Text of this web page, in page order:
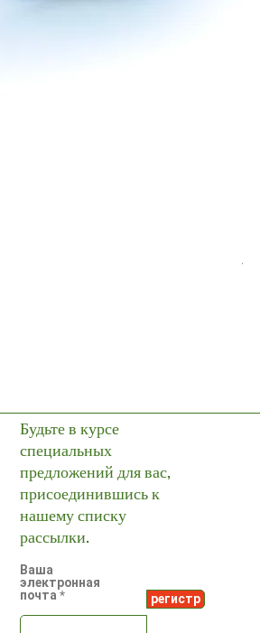
Будьте в курсе
специальных
предложений для вас,
присоединившись к
нашему списку
рассылки.
Ваша
электронная
почта
регистр